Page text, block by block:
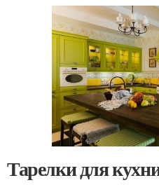
Тарелки для